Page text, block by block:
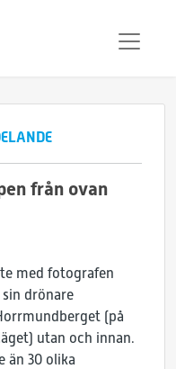
från ovan
med fotografen
drönare
(på
utan och innan.
än 30 olika